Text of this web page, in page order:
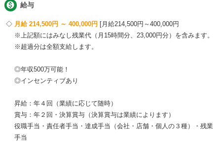
 給与
月給 214,500円 ～ 400,000円 月給214,500円～400,000円
※上記額にはみなし残業代（月15時間分、23,000円分）を含みます。
※超過分は全額支給します。
◎年収500万可能！
◎インセンティブあり
昇給：年４回（業績に応じて随時）
賞与：年２回・決算賞与（決算賞与は業績によります）
役職手当・責任者手当・達成手当（会社・店舗・個人の３種）・残業
手当